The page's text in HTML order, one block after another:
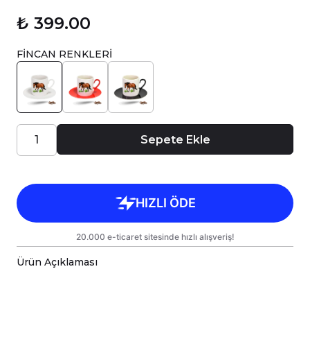
₺ 399.00
FİNCAN RENKLERİ
Sepete Ekle
Ürün Açıklaması